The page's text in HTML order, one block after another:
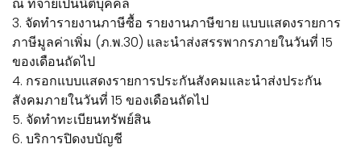
3. จัดทำรายงานภาษีซื้อ รายงานภาษีขาย แบบแสดงรายการ
ภาษีมูลค่าเพิ่ม (ภ.พ.30) และนำส่งสรรพากรภายในวันที่ 15
ของเดือนถัดไป
4. กรอกแบบแสดงรายการประกันสังคมและนำส่งประกัน
สังคมภายในวันที่ 15 ของเดือนถัดไป
5. จัดทำทะเบียนทรัพย์สิน
6. บริการปิดงบบัญชี